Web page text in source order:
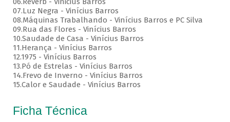
07.Luz Negra - Vinícius Barros
08.Máquinas Trabalhando - Vinícius Barros e PC Silva
09.Rua das Flores - Vinícius Barros
10.Saudade de Casa - Vinícius Barros
11.Herança - Vinícius Barros
12.1975 - Vinícius Barros
13.Pó de Estrelas - Vinícius Barros
14.Frevo de Inverno - Vinícius Barros
15.Calor e Saudade - Vinícius Barros
Ficha Técnica